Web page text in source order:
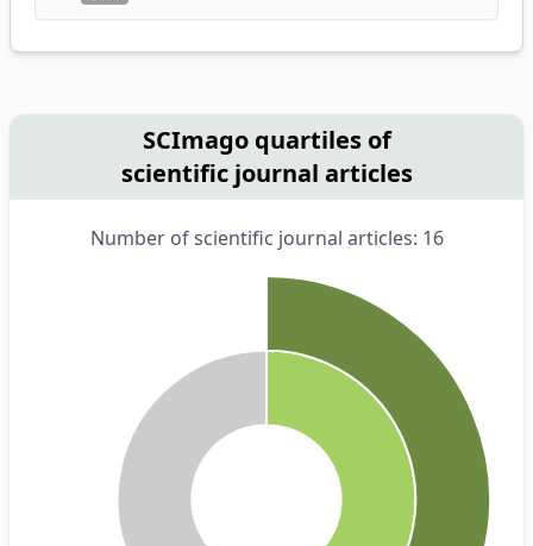
SCImago quartiles of
scientific journal articles
Number of scientific journal articles: 16